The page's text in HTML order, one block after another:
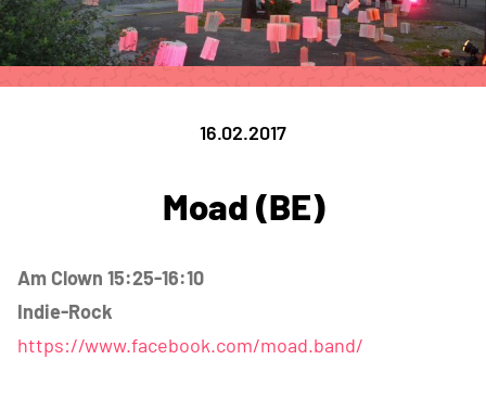
16.02.2017
Moad (BE)
Am Clown 15:25-16:10
Indie-Rock
https://www.facebook.com/moad.band/